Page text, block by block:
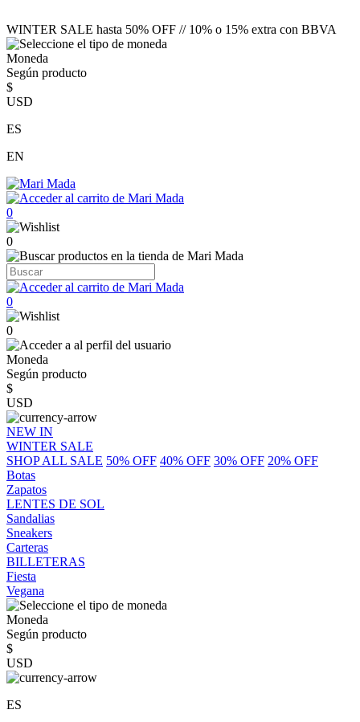
WINTER SALE hasta 50% OFF // 10% o 15% extra con BBVA
Moneda
Según producto
$
USD
ES
EN
0
0
0
0
Moneda
Según producto
$
USD
NEW IN
WINTER SALE
SHOP ALL SALE 50% OFF 40% OFF 30% OFF 20% OFF
Botas
Zapatos
LENTES DE SOL
Sandalias
Sneakers
Carteras
BILLETERAS
Fiesta
Vegana
Moneda
Según producto
$
USD
ES